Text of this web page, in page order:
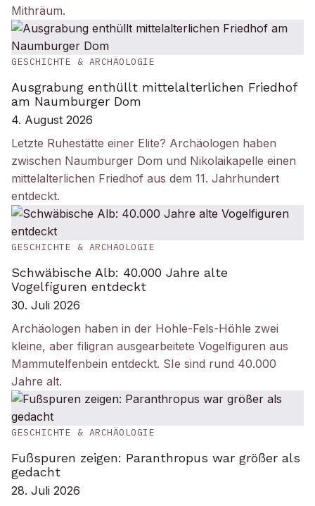
Mithräum.
GESCHICHTE & ARCHÄOLOGIE
Ausgrabung enthüllt mittelalterlichen Friedhof
am Naumburger Dom
4. August 2026
Letzte Ruhestätte einer Elite? Archäologen haben
zwischen Naumburger Dom und Nikolaikapelle einen
mittelalterlichen Friedhof aus dem 11. Jahrhundert
entdeckt.
GESCHICHTE & ARCHÄOLOGIE
Schwäbische Alb: 40.000 Jahre alte
Vogelfiguren entdeckt
30. Juli 2026
Archäologen haben in der Hohle-Fels-Höhle zwei
kleine, aber filigran ausgearbeitete Vogelfiguren aus
Mammutelfenbein entdeckt. SIe sind rund 40.000
Jahre alt.
GESCHICHTE & ARCHÄOLOGIE
Fußspuren zeigen: Paranthropus war größer als
gedacht
28. Juli 2026